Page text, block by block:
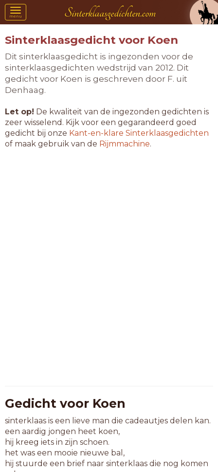
Toggle
navigation
menu
Sinterklaasgedicht voor Koen
Dit sinterklaasgedicht is ingezonden voor de
sinterklaasgedichten wedstrijd van 2012. Dit
gedicht voor Koen is geschreven door F. uit
Denhaag.
Let op! De kwaliteit van de ingezonden gedichten is
zeer wisselend. Kijk voor een gegarandeerd goed
gedicht bij onze Kant-en-klare Sinterklaasgedichten
of maak gebruik van de Rijmmachine.
Gedicht voor Koen
sinterklaas is een lieve man die cadeautjes delen kan.
een aardig jongen heet koen,
hij kreeg iets in zijn schoen.
het was een mooie nieuwe bal,
hij stuurde een brief naar sinterklaas die nog komen